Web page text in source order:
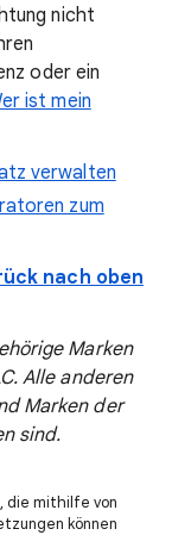
nicht
oder ein
ist mein
verwalten
zum
nach oben
Marken
Alle anderen
Marken der
sind.
die mithilfe von
können